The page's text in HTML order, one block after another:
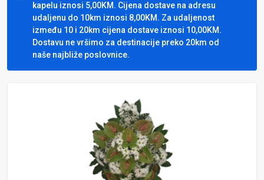
kapelu iznosi 5,00KM. Cijena dostave na adresu
udaljenu do 10km iznosi 8,00KM. Za udaljenost
između 10 i 20km cijena dostave iznosi 10,00KM.
Dostavu ne vršimo za destinacije preko 20km od
naše najbliže poslovnice.